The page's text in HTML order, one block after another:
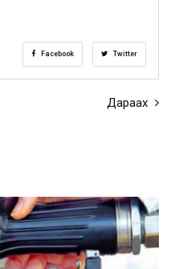
Facebook Twitter
Дараах